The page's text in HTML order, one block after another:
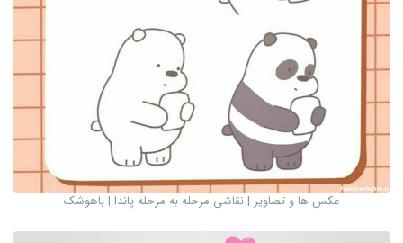
عکس ها و تصاویر | نقاشی مرحله به مرحله پاندا | باهوشک